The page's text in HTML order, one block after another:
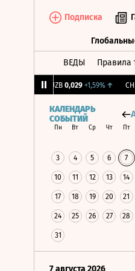
Подписка
ВЕДЫ Правила
0,029 +1,59%↑ CHKZ
КАЛЕНДАРЬ
СОБЫТИЙ
Пн Вт Ср Чт Пт
3 4 5 6 7
10 11 12 13 14
17 18 19 20 21
24 25 26 27 28
31
7 августа 2026